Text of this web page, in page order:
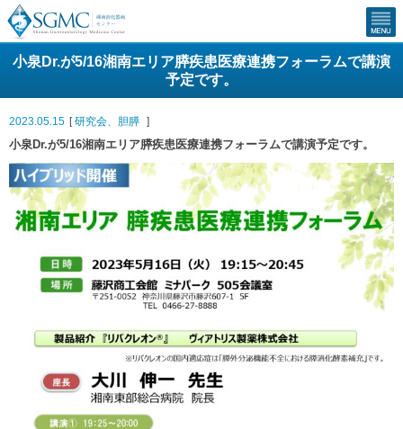
小泉Dr.が5/16湘南エリア膵疾患医療連携フォーラムで講演
予定です。
2023.05.15 [研究会、 胆膵 ]
小泉Dr.が5/16湘南エリア膵疾患医療連携フォーラムで講演予定です。